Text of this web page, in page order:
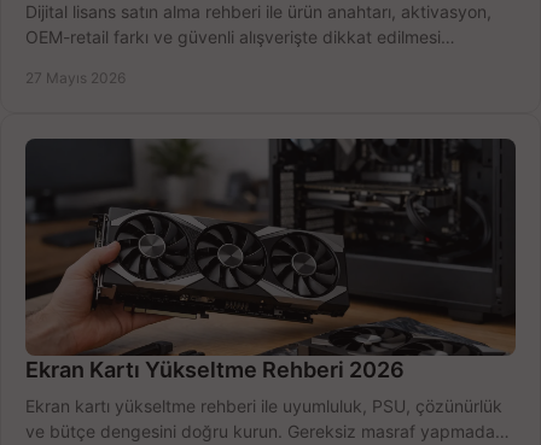
Dijital lisans satın alma rehberi ile ürün anahtarı, aktivasyon,
OEM-retail farkı ve güvenli alışverişte dikkat edilmesi
27 Mayıs 2026
Ekran Kartı Yükseltme Rehberi 2026
Ekran kartı yükseltme rehberi ile uyumluluk, PSU, çözünürlük
ve bütçe dengesini doğru kurun. Gereksiz masraf yapmadan